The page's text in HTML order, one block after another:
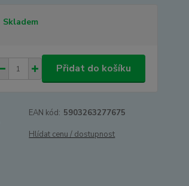
Skladem
Přidat do košíku
EAN kód: 5903263277675
Hlídat cenu / dostupnost